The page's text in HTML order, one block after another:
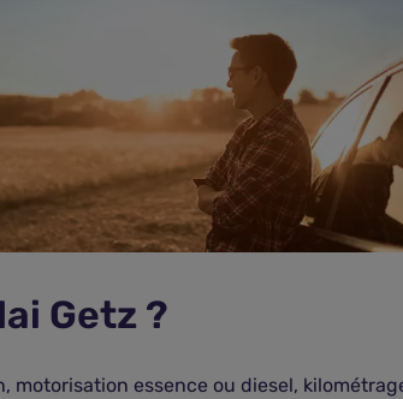
Getz ?
motorisation essence ou diesel,